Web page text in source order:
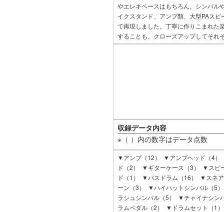
やエレキベースはもちろん、シンバル
イクスタンド、アンプ類、大型PAス
で再現しました。丁寧に作りこまれた
することも、クローズアップしてそれ
収録データ内容
※（ ）内の数字はデータ点数
▼アンプ（12） ▼アンプヘッド（4
ド（2） ▼ギターケース（3） ▼スピ
ド（1） ▼バスドラム（16） ▼スネ
ーン（3） ▼ハイハットシンバル（5
ラシュシンバル（5） ▼チャイナシ
ラムペダル（2） ▼ドラムセット（1